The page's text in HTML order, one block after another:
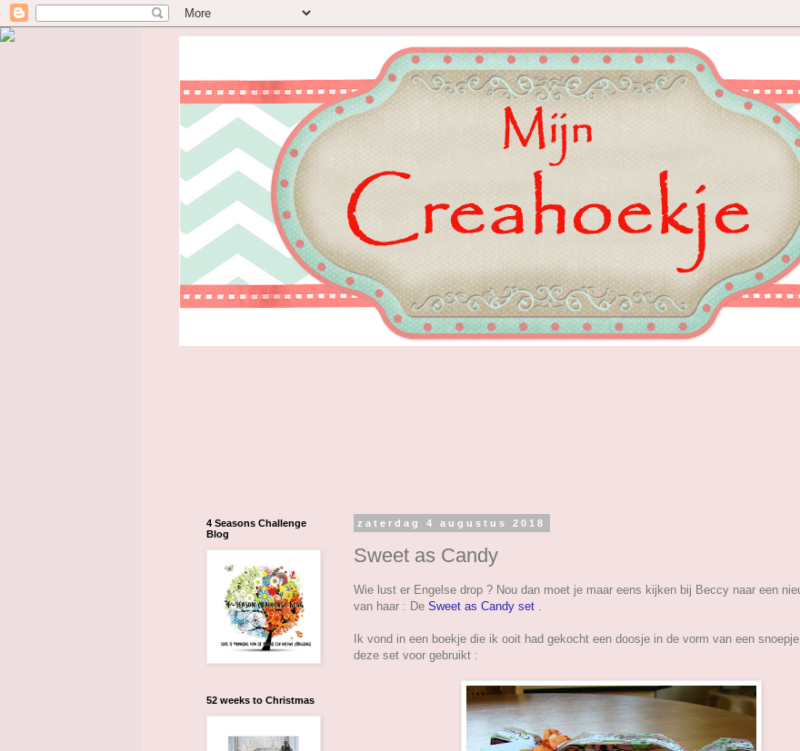
zaterdag 4 augustus 2018
Sweet as Candy
Wie lust er Engelse drop ? Nou dan moet je maar eens kijken bij Beccy naar een
van haar : De Sweet as Candy set
Ik vond in een boekje die ik ooit had gekocht een doosje in de vorm van een
deze set voor gebruikt :
4 Seasons Challenge
Blog
52 weeks to Christmas